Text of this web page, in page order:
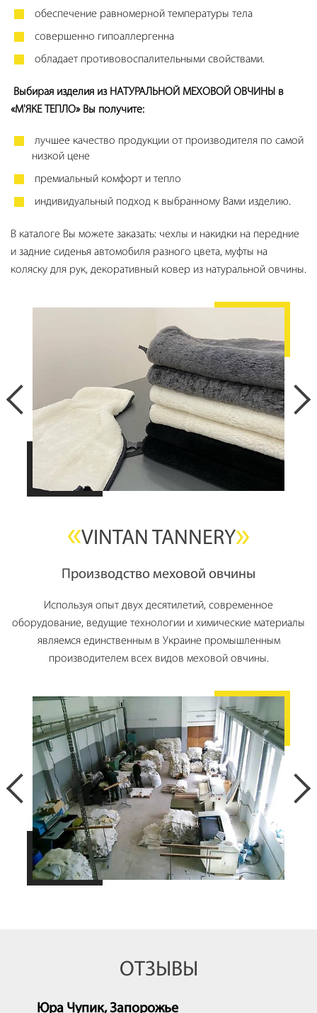
обеспечение равномерной температуры тела
совершенно гипоаллергенна
обладает противовоспалительными свойствами.
Выбирая изделия из НАТУРАЛЬНОЙ МЕХОВОЙ ОВЧИНЫ в
«М'ЯКЕ ТЕПЛО» Вы получите:
лучшее качество продукции от производителя по самой
низкой цене
премиальный комфорт и тепло
индивидуальный подход к выбранному Вами изделию.
В каталоге Вы можете заказать: чехлы и накидки на передние
и задние сиденья автомобиля разного цвета, муфты на
коляску для рук, декоративный ковер из натуральной овчины.
VINTAN TANNERY
Производство меховой овчины
Используя опыт двух десятилетий, современное
оборудование, ведущие технологии и химические материалы
являемся единственным в Украине промышленным
производителем всех видов меховой овчины.
ОТЗЫВЫ
Юра Чупик, Запорожье